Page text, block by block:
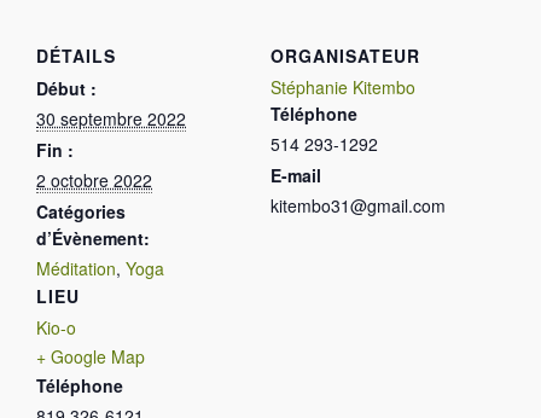
DÉTAILS
Début :
30 septembre 2022
Fin :
2 octobre 2022
Catégories
d’Évènement:
Méditation, Yoga
LIEU
Kio-o
+ Google Map
Téléphone
ORGANISATEUR
Stéphanie Kitembo
Téléphone
514 293-1292
E-mail
kitembo31@gmail.com